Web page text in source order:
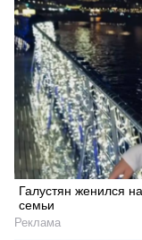
Галустян женился
семьи
Реклама